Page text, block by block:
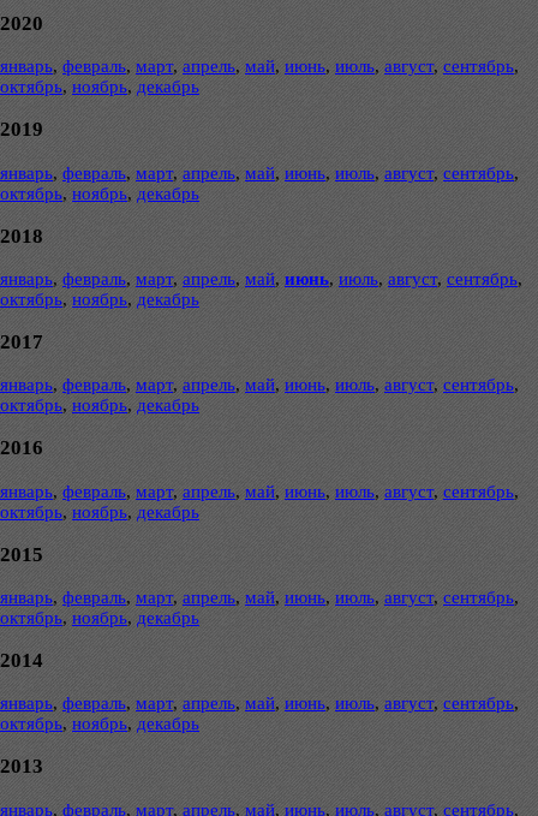
2020
январь, февраль, март, апрель, май, июнь, июль, август, сентябрь,
октябрь, ноябрь, декабрь
2019
январь, февраль, март, апрель, май, июнь, июль, август, сентябрь,
октябрь, ноябрь, декабрь
2018
январь, февраль, март, апрель, май, июнь, июль, август, сентябрь,
октябрь, ноябрь, декабрь
2017
январь, февраль, март, апрель, май, июнь, июль, август, сентябрь,
октябрь, ноябрь, декабрь
2016
январь, февраль, март, апрель, май, июнь, июль, август, сентябрь,
октябрь, ноябрь, декабрь
2015
январь, февраль, март, апрель, май, июнь, июль, август, сентябрь,
октябрь, ноябрь, декабрь
2014
январь, февраль, март, апрель, май, июнь, июль, август, сентябрь,
октябрь, ноябрь, декабрь
2013
январь, февраль, март, апрель, май, июнь, июль, август, сентябрь,